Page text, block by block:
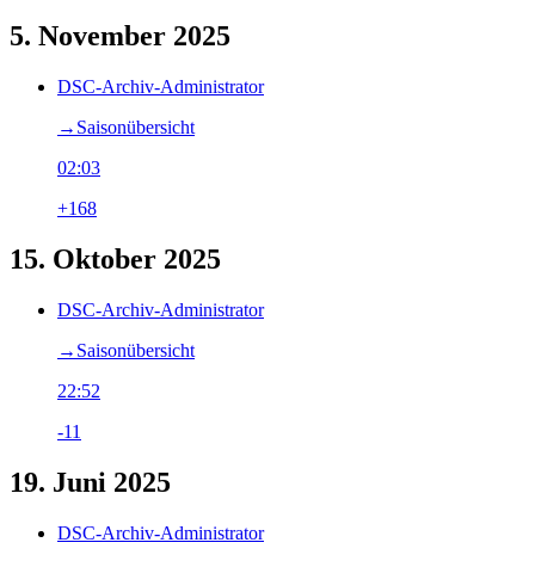
5. November 2025
DSC-Archiv-Administrator
→‎Saisonübersicht
02:03
+168
15. Oktober 2025
DSC-Archiv-Administrator
→‎Saisonübersicht
22:52
-11
19. Juni 2025
DSC-Archiv-Administrator